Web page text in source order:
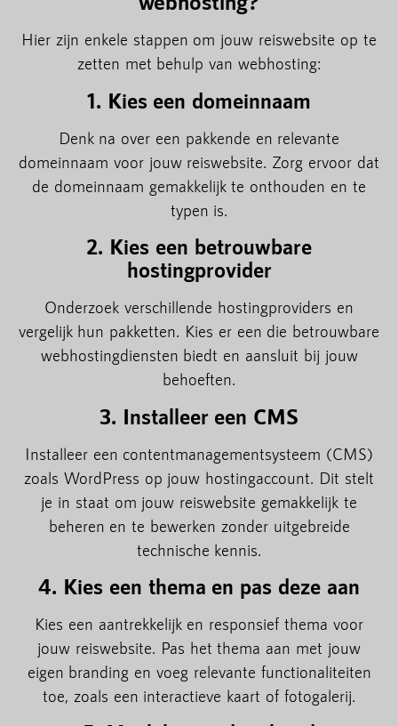
Hier zijn enkele stappen om jouw reiswebsite op te
zetten met behulp van webhosting:
1. Kies een domeinnaam
Denk na over een pakkende en relevante
domeinnaam voor jouw reiswebsite. Zorg ervoor dat
de domeinnaam gemakkelijk te onthouden en te
typen is.
2. Kies een betrouwbare
hostingprovider
Onderzoek verschillende hostingproviders en
vergelijk hun pakketten. Kies er een die betrouwbare
webhostingdiensten biedt en aansluit bij jouw
behoeften.
3. Installeer een CMS
Installeer een contentmanagementsysteem (CMS)
zoals WordPress op jouw hostingaccount. Dit stelt
je in staat om jouw reiswebsite gemakkelijk te
beheren en te bewerken zonder uitgebreide
technische kennis.
4. Kies een thema en pas deze aan
Kies een aantrekkelijk en responsief thema voor
jouw reiswebsite. Pas het thema aan met jouw
eigen branding en voeg relevante functionaliteiten
toe, zoals een interactieve kaart of fotogalerij.